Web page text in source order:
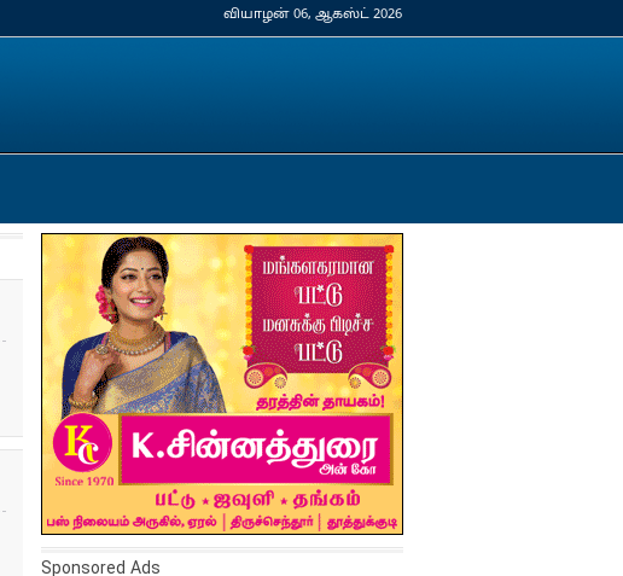
வியாழன் 06, ஆகஸ்ட் 2026
Sponsored Ads